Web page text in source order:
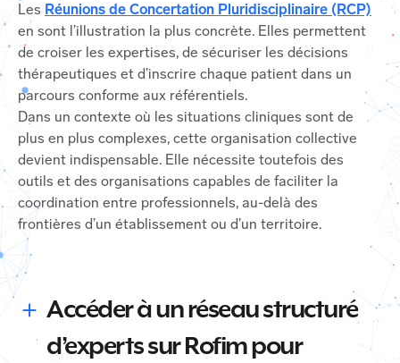
Les Réunions de Concertation Pluridisciplinaire (RCP)
en sont l’illustration la plus concrète. Elles permettent
de croiser les expertises, de sécuriser les décisions
thérapeutiques et d’inscrire chaque patient dans un
parcours conforme aux référentiels.
Dans un contexte où les situations cliniques sont de
plus en plus complexes, cette organisation collective
devient indispensable. Elle nécessite toutefois des
outils et des organisations capables de faciliter la
coordination entre professionnels, au-delà des
frontières d’un établissement ou d’un territoire.
Accéder à un réseau structuré
d’experts sur Rofim pour